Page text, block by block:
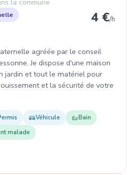
la commune
4 €/h
agréée par le conseil
Je dispose d'une maison
jardin et tout le matériel pour
et la sécurité de votre
Véhicule
Bain
malade